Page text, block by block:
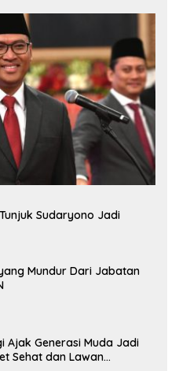
Sudaryono Jadi
Mundur Dari Jabatan
Ajak Generasi Muda Jadi
Sehat dan Lawan